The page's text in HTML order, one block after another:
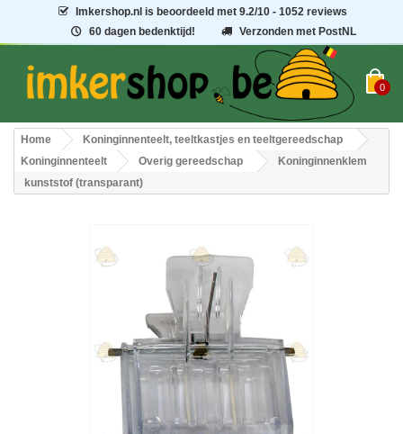
Imkershop.nl is beoordeeld met9.2/10 - 1052 reviews
60 dagen bedenktijd!
Verzonden met PostNL
0
Home
Koninginnenteelt, teeltkastjes en teeltgereedschap
Koninginnenteelt
Overig gereedschap
Koninginnenklem
kunststof (transparant)